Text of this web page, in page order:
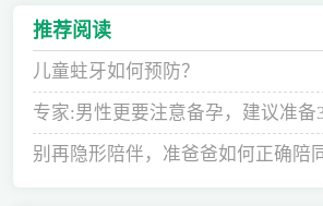
推荐阅读
儿童蛀牙如何预防？
专家:男性更要注意备孕，建议准备
间
别再隐形陪伴，准爸爸如何正确陪